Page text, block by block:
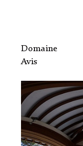
Domaine
Avis